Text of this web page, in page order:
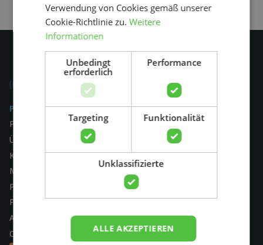
Physiotest.at
Physiotherapie-Check
Über
Kontakt
Mein Konto
Praxis registrieren
Preise
AGB
Cookies
Verwendung von Cookies gemäß unserer
Cookie-Richtlinie zu.Weitere
Informationen
Unbedingt
erforderlich
Performance
Targeting Funktionalität
Unklassifizierte
ALLE AKZEPTIEREN